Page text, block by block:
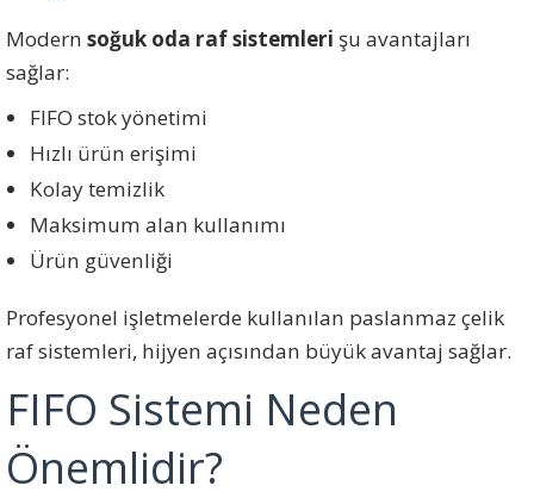
Modern soğuk oda raf sistemleri şu avantajları
sağlar:
FIFO stok yönetimi
Hızlı ürün erişimi
Kolay temizlik
Maksimum alan kullanımı
Ürün güvenliği
Profesyonel işletmelerde kullanılan paslanmaz çelik
raf sistemleri, hijyen açısından büyük avantaj sağlar.
FIFO Sistemi Neden
Önemlidir?